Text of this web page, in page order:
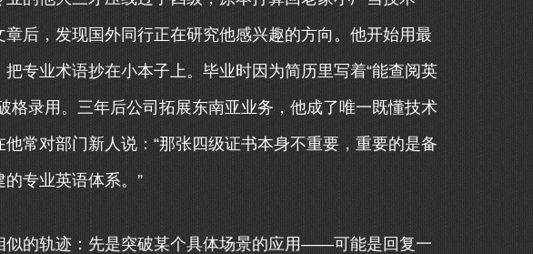
后，发现国外同行正在研究他感兴趣的方向。他开始用最
专业术语抄在小本子上。毕业时因为简历里写着“能查阅英
格录用。三年后公司拓展东南亚业务，他成了唯一既懂技术
常对部门新人说：“那张四级证书本身不重要，重要的是备
专业英语体系。”
似的轨迹：先是突破某个具体场景的应用——可能是回复一